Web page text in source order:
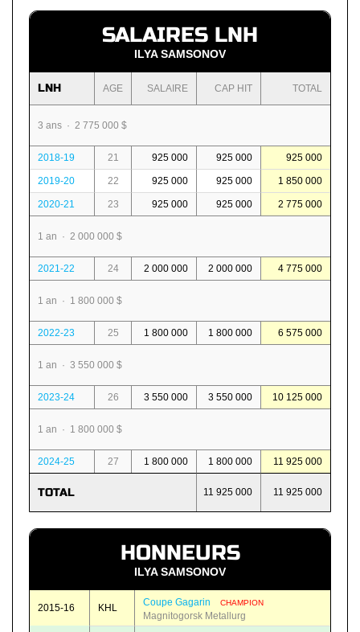
SALAIRES LNH
ILYA SAMSONOV
LNH AGE SALAIRE CAP HIT TOTAL
3 ans · 2 775 000 $
2018-19 21 925 000 925 000 925 000
2019-20 22 925 000 925 000 1 850 000
2020-21 23 925 000 925 000 2 775 000
1 an · 2 000 000 $
2021-22 24 2 000 000 2 000 000 4 775 000
1 an · 1 800 000 $
2022-23 25 1 800 000 1 800 000 6 575 000
1 an · 3 550 000 $
2023-24 26 3 550 000 3 550 000 10 125 000
1 an · 1 800 000 $
2024-25 27 1 800 000 1 800 000 11 925 000
TOTAL 11 925 000 11 925 000
HONNEURS
ILYA SAMSONOV
2015-16 KHL Coupe Gagarin CHAMPION
Magnitogorsk Metallurg